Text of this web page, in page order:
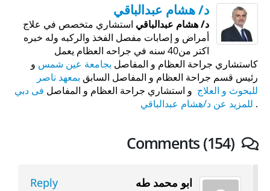
د/ هشام عبدالباقي
د/ هشام عبدالباقي استشاري متخصص في علاج
أمراض و إصابات مفصل الفخذ والركبه وله خبره
اكتر من40 سنه في جراحه العظام يعمل
كاستشاري جراحة العظام و المفاصل بجامعة عين شمس و
رئيس قسم جراحة العظام و المفاصل السابق بمعهد ناصر
للبحوث و العلاج و استشاري جراحة العظام و المفاصل فى دبي
. للمزيد عن د/هشام عبدالباقي
Comments (154)
ابو محمد طه Reply